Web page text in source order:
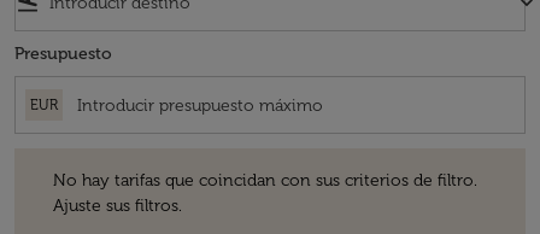
Presupuesto
EUR
No hay tarifas que coincidan con sus criterios de filtro.
Ajuste sus filtros.